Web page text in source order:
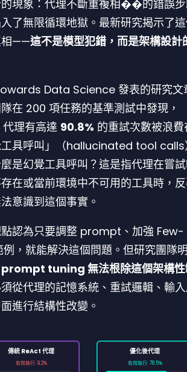
現象：代理不斷重複相��的錯誤
了無限循環地獄。最新研究揭示了
相——這不是模型犯錯，而是架構設計
Data Science 發表的研究文
在 200 項任務的基準測試中發現，
理有高達 90.8% 的重試次數被浪費
工具呼叫」（hallucinated tool calls
是幻覺工具呼叫？這是指代理在嘗
在或當前環境中不可用的工具時，
意識到這個事實。
認為只要調整 prompt、加強 Few-
，就能解決這個問題。但研究團隊
prompt tuning 無法根除這個架構性
須從代理的記憶系統、重試邏輯、輸
進行結構性改變。
傳統 ReAct 代理
有效執行: 9.2%
優化後代理
有效執行: 78.5%